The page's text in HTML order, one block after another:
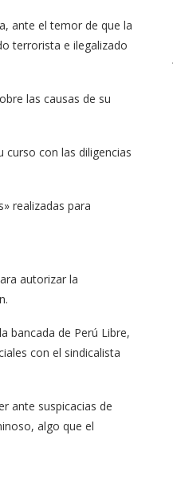
ante el temor de que la
terrorista e ilegalizado
las causas de su
con las diligencias
realizadas para
autorizar la
bancada de Perú Libre,
con el sindicalista
ante suspicacias de
algo que el